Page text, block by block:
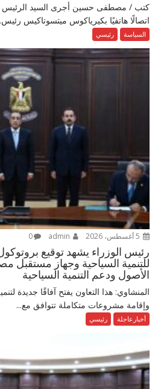
كتب / مصطفى حسين أجرى السيد الرئيس
اتصالًا هاتفيًا بكيرياكوس ميتسوتاكيس
السياسة رئيسي
0
رئيس الوزراء يشهد توقيع بروتوكول
للتنمية السياحية وجهاز مستقبل
الأصول ودعم التنمية السياحية
المنشاوي: هذا التعاون يفتح آفاقًا جديدة
وإقامة مشروعات متكاملة تتوافق مع...
أخبارعاجلة رئيسي